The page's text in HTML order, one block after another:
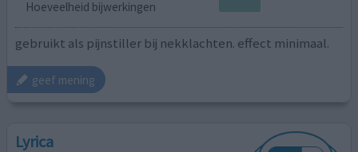
Hoeveelheid bijwerkingen
gebruikt als pijnstiller bij nekklachten. effect minimaal.
geef mening
Lyrica